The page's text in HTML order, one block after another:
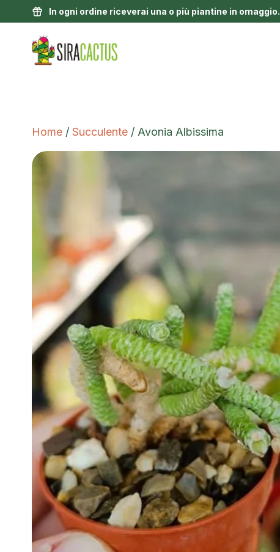
In ogni ordine riceverai una o più piantine in omaggio.
Home / Succulente / Avonia Albissima